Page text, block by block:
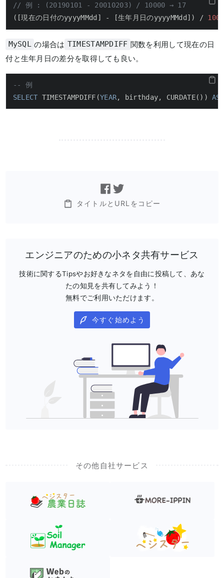
// 例 : (20190101 - 20010203) / 10000 → 17
([現在の日付のyyyyMMdd] - [生年月日のyyyyMMdd]) /
MySQL の場合は TIMESTAMPDIFF 関数を利用して現在の日
付と生年月日の差分を取得しても良い。
-- 例
SELECT TIMESTAMPDIFF(YEAR, birthday, CURDATE()) AS
タイトルとURLをコピー
エンジニアのための小ネタ共有サービス
技術に関するTipsやお好きなネタを自由に投稿して、あな
たの知見を共有してみよう！
無料でご利用いただけます。
今すぐ始めよう
その他自社サービス